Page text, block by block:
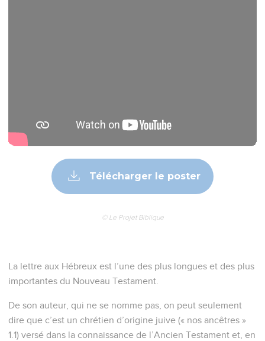
Télécharger le poster
© Le Projet Biblique
La lettre aux Hébreux est l’une des plus longues et des plus
importantes du Nouveau Testament.
De son auteur, qui ne se nomme pas, on peut seulement
dire que c’est un chrétien d’origine juive (« nos ancêtres »
1.1) versé dans la connaissance de l’Ancien Testament et, en